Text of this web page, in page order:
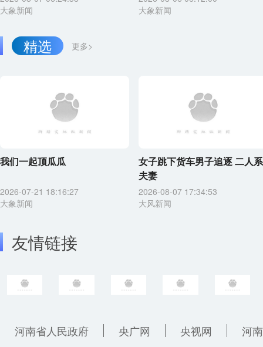
大象新闻
大象新闻
更多>
精选
我们一起顶瓜瓜
2026-07-21 18:16:27
大象新闻
女子跳下货车男子追逐 二人系
夫妻
2026-08-07 17:34:53
大风新闻
友情链接
河南省人民政府 央广网 央视网
河